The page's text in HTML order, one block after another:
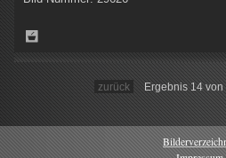
zurück Ergebnis 14